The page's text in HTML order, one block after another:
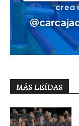
MÁS LEÍDAS